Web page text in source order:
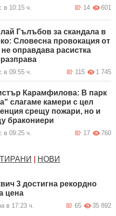
в 10:15 ч. 601
14
Гълъбов за скандала в
Словесна провокация от
оправдава расистка
в 09:55 ч. 1 745
115
Карамфилова: В парк
слагаме камери с цел
срещу пожари, но и
бракониери
в 09:25 ч. 760
17
НОВИ
3 достигна рекордно
цена
в 17:23 ч. 35 892
65